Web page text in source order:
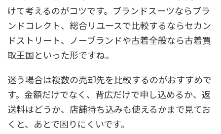
けて考えるのがコツです。ブランドスーツならブラ
ンドコレクト、総合リユースで比較するならセカン
ドストリート、ノーブランドや古着全般なら古着買
取王国といった形ですね。
迷う場合は複数の売却先を比較するのがおすすめで
す。金額だけでなく、背広だけで申し込めるか、返
送料はどうか、店舗持ち込みも使えるかまで見てお
くと、あとで困りにくいです。